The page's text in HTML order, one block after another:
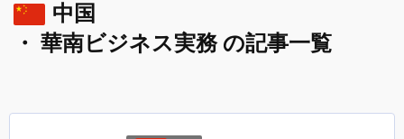
中国
・ 華南ビジネス実務 の記事一覧